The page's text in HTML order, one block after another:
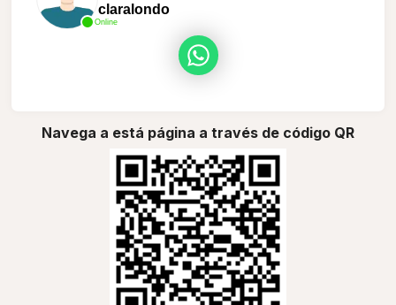
Online
claralondo
Navega a está página a través de código QR